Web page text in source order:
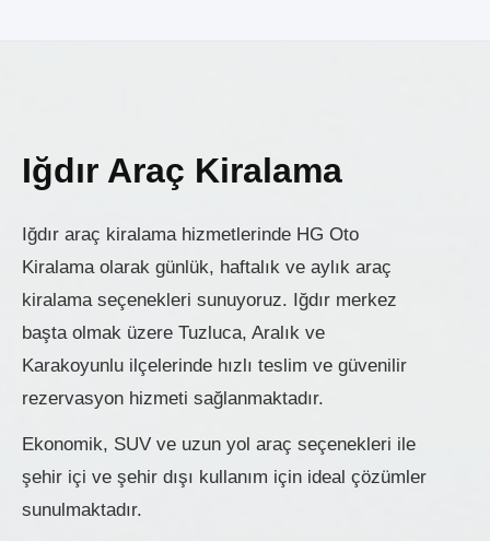
Iğdır Araç Kiralama
Iğdır araç kiralama hizmetlerinde HG Oto
Kiralama olarak günlük, haftalık ve aylık araç
kiralama seçenekleri sunuyoruz. Iğdır merkez
başta olmak üzere Tuzluca, Aralık ve
Karakoyunlu ilçelerinde hızlı teslim ve güvenilir
rezervasyon hizmeti sağlanmaktadır.
Ekonomik, SUV ve uzun yol araç seçenekleri ile
şehir içi ve şehir dışı kullanım için ideal çözümler
sunulmaktadır.